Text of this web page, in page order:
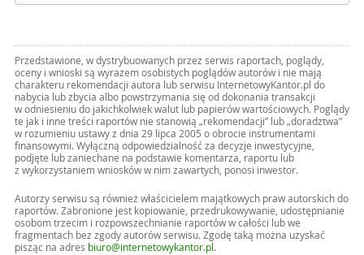
Przedstawione, w dystrybuowanych przez serwis raportach, poglądy,
oceny i wnioski są wyrazem osobistych poglądów autorów i nie mają
charakteru rekomendacji autora lub serwisu InternetowyKantor.pl do
nabycia lub zbycia albo powstrzymania się od dokonania transakcji
w odniesieniu do jakichkolwiek walut lub papierów wartościowych. Poglądy
te jak i inne treści raportów nie stanowią „rekomendacji” lub „doradztwa”
w rozumieniu ustawy z dnia 29 lipca 2005 o obrocie instrumentami
finansowymi. Wyłączną odpowiedzialność za decyzje inwestycyjne,
podjęte lub zaniechane na podstawie komentarza, raportu lub
z wykorzystaniem wniosków w nim zawartych, ponosi inwestor.
Autorzy serwisu są również właścicielem majątkowych praw autorskich do
raportów. Zabronione jest kopiowanie, przedrukowywanie, udostępnianie
osobom trzecim i rozpowszechnianie raportów w całości lub we
fragmentach bez zgody autorów serwisu. Zgodę taką można uzyskać
pisząc na adres biuro@internetowykantor.pl .